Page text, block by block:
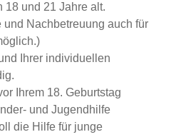
18 und 21 Jahre alt.
und Nachbetreuung auch für
Ihrer individuellen
Ihrem 18. Geburtstag
und Jugendhilfe
die Hilfe für junge